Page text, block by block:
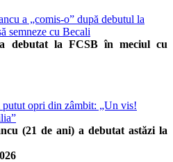
a „comis-o” după debutul la
semneze cu Becali
debutat la FCSB în meciul cu
opri din zâmbit: „Un vis!
(21 de ani) a debutat astăzi la